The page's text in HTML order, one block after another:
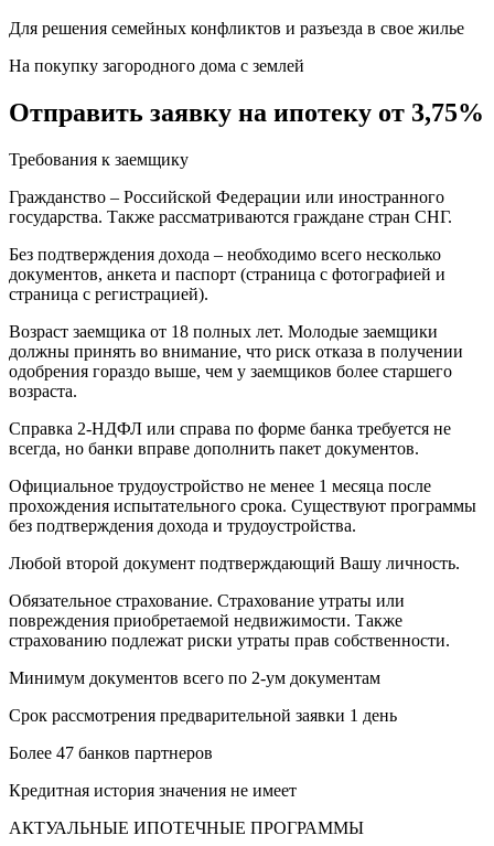
Для решения семейных конфликтов и разъезда в свое жилье
На покупку загородного дома с землей
Отправить заявку на ипотеку от 3,75%
Требования к заемщику
Гражданство – Российской Федерации или иностранного
государства. Также рассматриваются граждане стран СНГ.
Без подтверждения дохода – необходимо всего несколько
документов, анкета и паспорт (страница с фотографией и
страница с регистрацией).
Возраст заемщика от 18 полных лет. Молодые заемщики
должны принять во внимание, что риск отказа в получении
одобрения гораздо выше, чем у заемщиков более старшего
возраста.
Справка 2-НДФЛ или справа по форме банка требуется не
всегда, но банки вправе дополнить пакет документов.
Официальное трудоустройство не менее 1 месяца после
прохождения испытательного срока. Существуют программы
без подтверждения дохода и трудоустройства.
Любой второй документ подтверждающий Вашу личность.
Обязательное страхование. Страхование утраты или
повреждения приобретаемой недвижимости. Также
страхованию подлежат риски утраты прав собственности.
Минимум документов всего по 2-ум документам
Срок рассмотрения предварительной заявки 1 день
Более 47 банков партнеров
Кредитная история значения не имеет
АКТУАЛЬНЫЕ ИПОТЕЧНЫЕ ПРОГРАММЫ